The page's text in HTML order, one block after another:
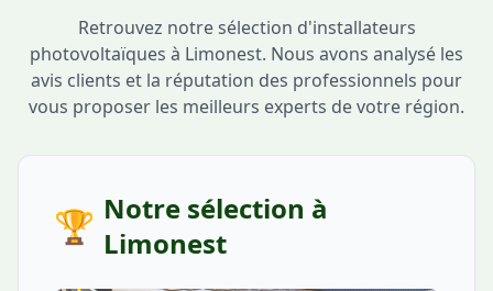
Retrouvez notre sélection d'installateurs
photovoltaïques à Limonest. Nous avons analysé les
avis clients et la réputation des professionnels pour
vous proposer les meilleurs experts de votre région.
🏆 Notre sélection à
Limonest